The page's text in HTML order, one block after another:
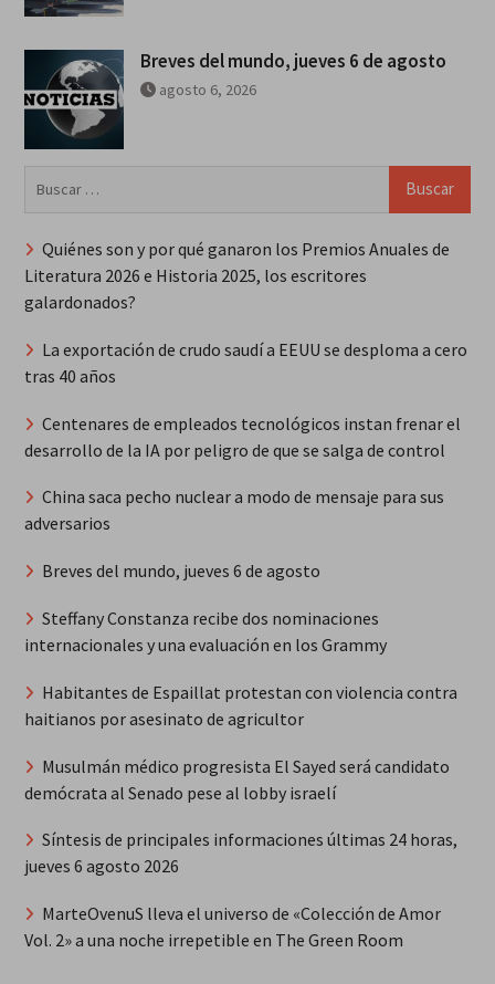
Breves del mundo, jueves 6 de agosto
agosto 6, 2026
Quiénes son y por qué ganaron los Premios Anuales de
Literatura 2026 e Historia 2025, los escritores
galardonados?
La exportación de crudo saudí a EEUU se desploma a cero
tras 40 años
Centenares de empleados tecnológicos instan frenar el
desarrollo de la IA por peligro de que se salga de control
China saca pecho nuclear a modo de mensaje para sus
adversarios
Breves del mundo, jueves 6 de agosto
Steffany Constanza recibe dos nominaciones
internacionales y una evaluación en los Grammy
Habitantes de Espaillat protestan con violencia contra
haitianos por asesinato de agricultor
Musulmán médico progresista El Sayed será candidato
demócrata al Senado pese al lobby israelí
Síntesis de principales informaciones últimas 24 horas,
jueves 6 agosto 2026
MarteOvenuS lleva el universo de «Colección de Amor
Vol. 2» a una noche irrepetible en The Green Room